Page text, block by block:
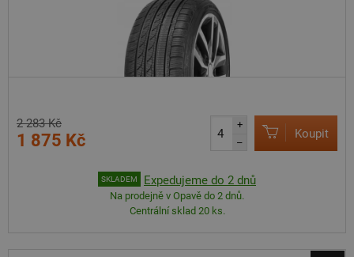
2 283 Kč
1 875 Kč
+
–
Koupit
SKLADEM Expedujeme do 2 dnů
Na prodejně v Opavě do 2 dnů.
Centrální sklad 20 ks.